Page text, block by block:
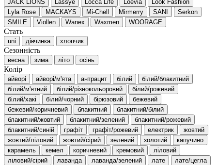
JACK LIONS Lassye Locca Life Loevia
Look Fashion
Lyla Rose
MACKAYS Mi-Chell Mirmerry SANI
Serkon
SMILE
Viollen Wanex Waxmen WOORAGE
Стать
uni дівчинка хлопчик
Сезонність
весна зима літо осінь
Колір
айворі айворі/м'ята антрацит білий
білий/блакитний
білий/м'ятний
білий/різнокольоровий
білий/рожевий
білий/хакі
білий/чорний бірюзовий
бежевий
бежевий/коричневий
блакитний
блакитний/білий
блакитний/жовтий
блакитний/зелений
блакитний/рожевий
блакитний/синій
графіт графіт/рожевий електрик
жовтий
жовтий/ліловий
жовтий/сірий зелений золотий
капучино
карамель
кемел коричневий кремовий
ліловий
ліловий/сірий
лаванда лаванда/зелений лате
лате/цегла